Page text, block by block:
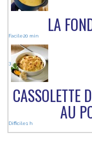
LA
Facile20 min
3
CASSOLETTE
AU
Difficile1 h